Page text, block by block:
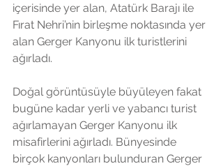
içerisinde yer alan, Atatürk Barajı ile
Fırat Nehri’nin birleşme noktasında yer
alan Gerger Kanyonu ilk turistlerini
ağırladı.
Doğal görüntüsüyle büyüleyen fakat
bugüne kadar yerli ve yabancı turist
ağırlamayan Gerger Kanyonu ilk
misafirlerini ağırladı. Bünyesinde
birçok kanyonları bulunduran Gerger